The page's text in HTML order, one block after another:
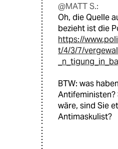
@MATT S.:
Oh, die Quelle
bezieht ist die
https://
t/4/3/7/
BTW: was
Antifeministen?
wäre, sind Sie
Antimaskulist?